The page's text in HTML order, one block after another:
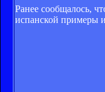
Ранее сообщалось,
испанской примеры